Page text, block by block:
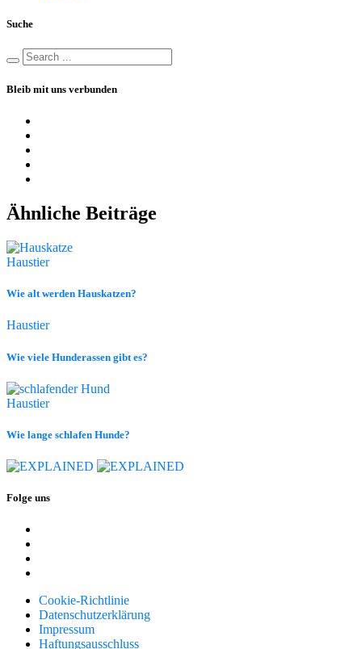
Suche
Bleib mit uns verbunden
Ähnliche Beiträge
Haustier
Wie alt werden Hauskatzen?
Haustier
Wie viele Hunderassen gibt es?
Haustier
Wie lange schlafen Hunde?
Folge uns
Cookie-Richtlinie
Datenschutzerklärung
Impressum
Haftungsausschluss